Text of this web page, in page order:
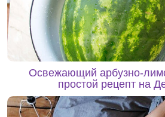
Освежающий арбузно-
простой рецепт на